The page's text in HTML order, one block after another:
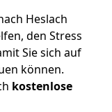
Heslach
den Stress
Sie sich auf
können.
kostenlose